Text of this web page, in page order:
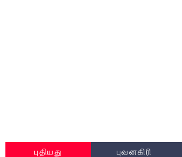
புதியது புவனகிரி